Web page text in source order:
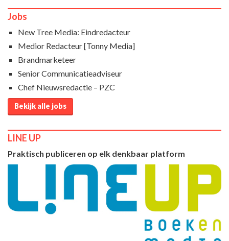
Jobs
New Tree Media: Eindredacteur
Medior Redacteur [Tonny Media]
Brandmarketeer
Senior Communicatieadviseur
Chef Nieuwsredactie – PZC
Bekijk alle jobs
LINE UP
Praktisch publiceren op elk denkbaar platform